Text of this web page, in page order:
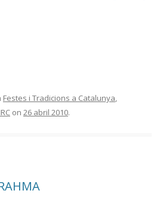
Festes i Tradicions a Catalunya
on 26 abril 2010.